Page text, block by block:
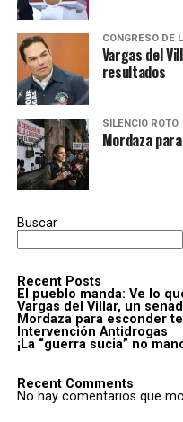
CONGRESO DE
Vargas del
resultados
SILENCIO ROTO
Mordaza
Buscar
Recent Posts
El pueblo manda: Ve lo
Vargas del Villar, un
Mordaza para esconder
Intervención Antidrogas
¡La “guerra sucia” no
Recent Comments
No hay comentarios que